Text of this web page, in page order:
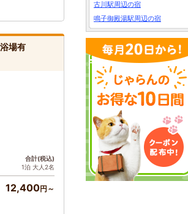
場有
合計(税込)
1泊 大人2名
12,400円～
古川駅周辺の宿
鳴子御殿湯駅周辺の宿